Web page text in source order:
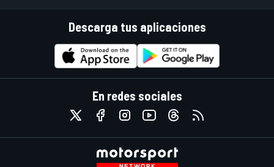
Descarga tus aplicaciones
En redes sociales